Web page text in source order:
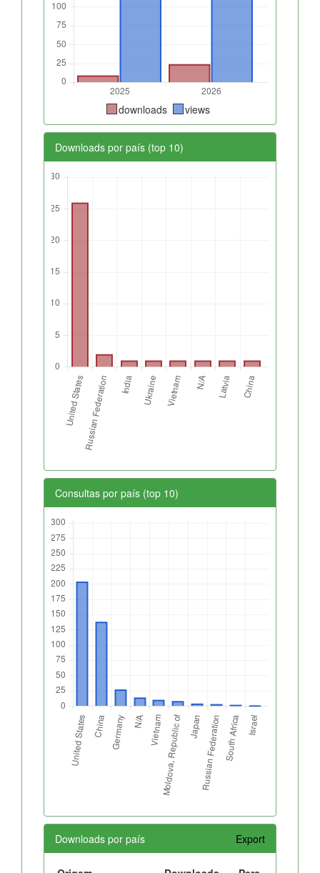
downloads views
Downloads por país (top 10)
Consultas por país (top 10)
Downloads por país Export